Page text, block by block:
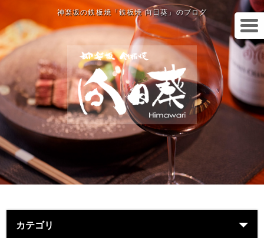
神楽坂の鉄板焼「鉄板焼 向日葵」のブログ
カテゴリ